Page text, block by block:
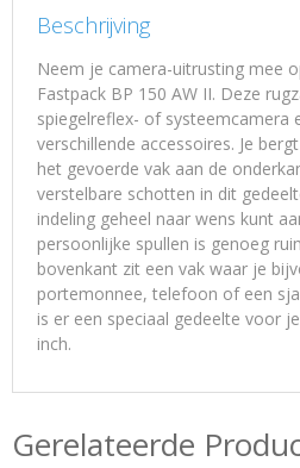
Beschrijving
Neem je camera-uitrusting mee
Fastpack BP 150 AW II. Deze
spiegelreflex- of systeemcamera
verschillende accessoires. Je
het gevoerde vak aan de
verstelbare schotten in dit
indeling geheel naar wens kunt
persoonlijke spullen is genoeg
bovenkant zit een vak waar je
portemonnee, telefoon of een
is er een speciaal gedeelte voor
inch.
Gerelateerde